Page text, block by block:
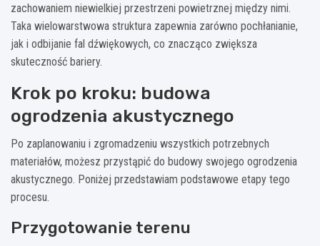
zachowaniem niewielkiej przestrzeni powietrznej między nimi.
Taka wielowarstwowa struktura zapewnia zarówno pochłanianie,
jak i odbijanie fal dźwiękowych, co znacząco zwiększa
skuteczność bariery.
Krok po kroku: budowa
ogrodzenia akustycznego
Po zaplanowaniu i zgromadzeniu wszystkich potrzebnych
materiałów, możesz przystąpić do budowy swojego ogrodzenia
akustycznego. Poniżej przedstawiam podstawowe etapy tego
procesu.
Przygotowanie terenu